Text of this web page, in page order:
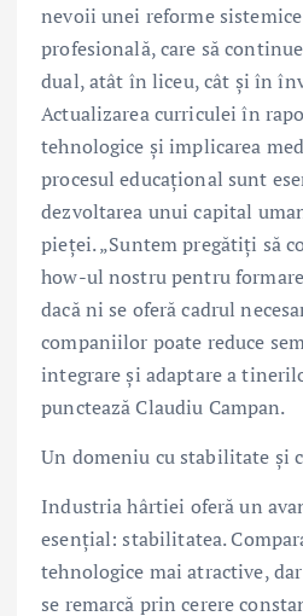
nevoii unei reforme
profesională, care să
dual, atât în liceu, cât și în
Actualizarea curriculei în
tehnologice și implicarea
procesul educațional sunt
dezvoltarea unui capital
pieței. „Suntem pregătiți să
how-ul nostru pentru
dacă ni se oferă cadrul
companiilor poate reduce
integrare și adaptare a
punctează Claudiu Campan.
Un domeniu cu stabilitate și
Industria hârtiei oferă un
esențial: stabilitatea.
tehnologice mai atractive,
se remarcă prin cerere